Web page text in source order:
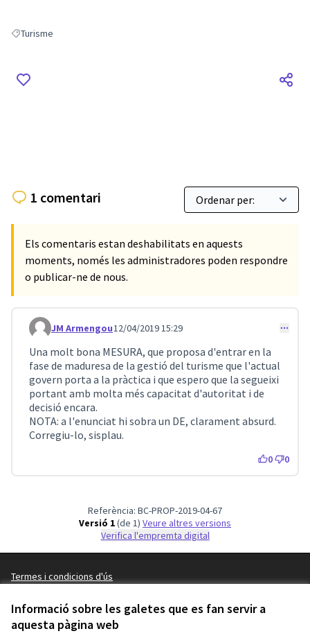
Informació sobre les galetes que es fan servir a
aquesta pàgina web
Resultats en filtrar per: Turisme
Turisme
1 comentari
Els comentaris estan deshabilitats en aquests
moments, només les administradores poden respondre
o publicar-ne de nous.
Comentari 38
JM Armengou12/04/2019 15:29
Una molt bona MESURA, que proposa d'entrar en la
fase de maduresa de la gestió del turisme que l'actual
govern porta a la pràctica i que espero que la segueixi
portant amb molta més capacitat d'autoritat i de
decisió encara.
NOTA: a l'enunciat hi sobra un DE, clarament absurd.
Corregiu-lo, sisplau.
0 0
Referència: BC-PROP-2019-04-67
Versió 1(de 1)
veure altres versions
Verifica l'empremta digital
Termes i condicions d'ús
Barcelona En Comú a X
(Enllaç extern)
Barcelona En Comú a Facebook
(Enllaç extern)
Barcelona En Comú a Instagram
(Enllaç extern)
(Enllaç extern)
Català
Triar la llenguaElegir el idioma